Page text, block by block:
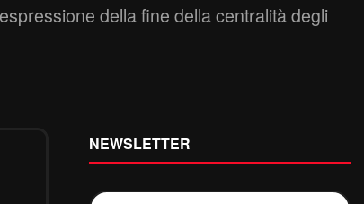
della fine della centralità degli
NEWSLETTER